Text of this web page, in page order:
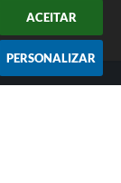
ACEITAR
PERSONALIZAR